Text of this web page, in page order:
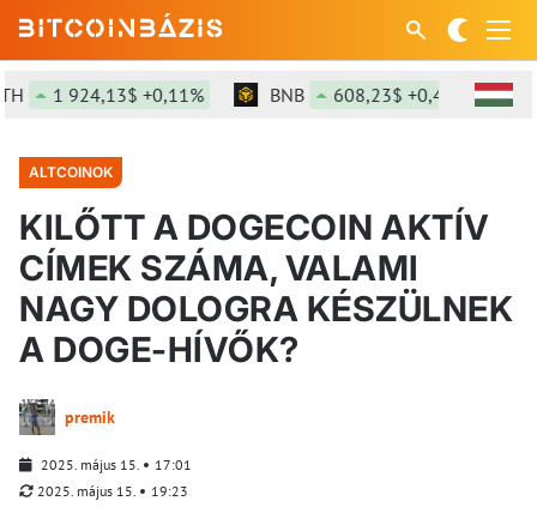
1 924,13$ +0,11% BNB 608,23$ +0,42% SOL
ALTCOINOK
KILŐTT A DOGECOIN AKTÍV
CÍMEK SZÁMA, VALAMI
NAGY DOLOGRA KÉSZÜLNEK
A DOGE-HÍVŐK?
premik
2025. május 15.
17:01
2025. május 15.
19:23